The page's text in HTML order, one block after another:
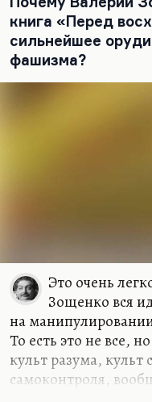
представляется)
маленьким
природе своей был
потрясающе
рожден он был, я
дворянства, о
мере, аристократа
измельчания. Сам
просто штабс-
не просто
георгиевский
книга «Перед
сильнейшее
фашизма?
Это очень
Зощенко вся
на
То есть это не все,
культ разума, культ
самоконтроля,